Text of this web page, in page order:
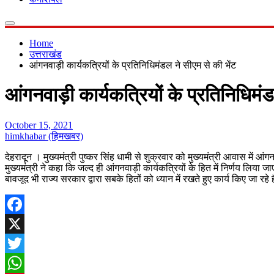
Home
उत्तराखंड
आंगनवाड़ी कार्यकत्रियों के प्रतिनिधिमंडल ने सीएम से की भेंट
आंगनवाड़ी कार्यकत्रियों के
October 15, 2021
himkhabar (हिमखबर)
देहरादून । मुख्यमंत्री पुष्कर सिंह धामी से शुक्रवार को मुख्यमंत्री आवास में
मुख्यमंत्री ने कहा कि जल्द ही आंगनवाड़ी कार्यकत्रियों के हित में निर्णय
बावजूद भी राज्य सरकार द्वारा सबके हितों को ध्यान में रखते हुए कार्य किए जा रहे
Facebook
X
Twitter